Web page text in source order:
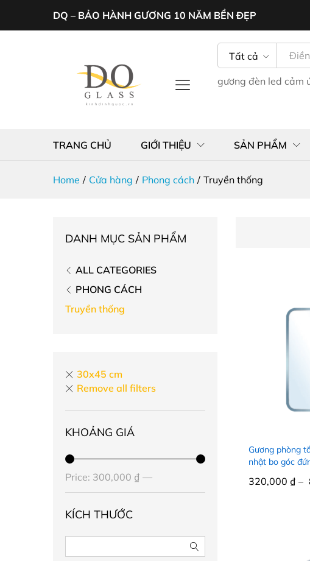
DQ – BẢO HÀNH GƯƠNG 10 NĂM BỀN ĐẸP
Tất cả
gương đèn led cảm
TRANG CHỦ GIỚI THIỆU SẢN PHẨM
Home / Cửa hàng / Phong cách / Truyền thống
Gương phòng
nhật bo góc
320,000 ₫ –
320,000 ₫
DANH MỤC SẢN PHẨM
ALL CATEGORIES
PHONG CÁCH
Truyền thống
30x45 cm
Remove all filters
KHOẢNG GIÁ
Price: 300,000 ₫ —
KÍCH THƯỚC